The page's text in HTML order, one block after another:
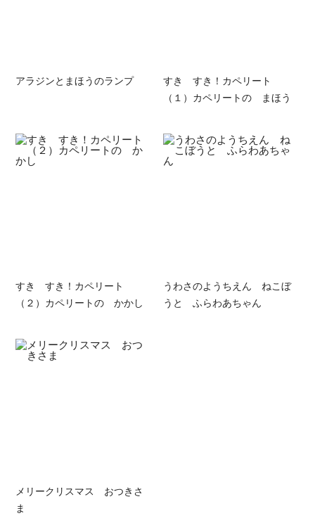
アラジンとまほうのランプ
すき すき！カペリート
（１）カペリートの まほう
すき すき！カペリート
（２）カペリートの かかし
うわさのようちえん ねこぼ
うと ふらわあちゃん
メリークリスマス おつきさ
ま